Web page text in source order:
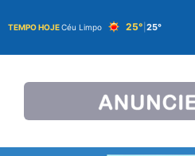
TEMPO HOJECéu Limpo 25° 25°